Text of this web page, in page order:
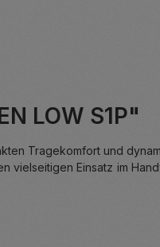
LOW S1P"
Tragekomfort und
vielseitigen Einsatz im